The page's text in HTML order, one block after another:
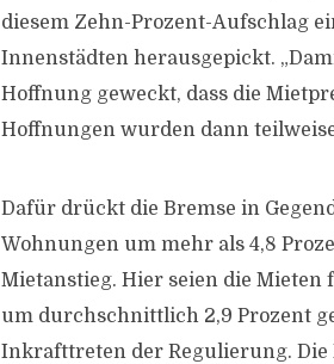
diesem Zehn-Prozent-Aufschlag
Innenstädten herausgepickt.
Hoffnung geweckt, dass die
Hoffnungen wurden dann
Dafür drückt die Bremse in
Wohnungen um mehr als 4,8
Mietanstieg. Hier seien die
um durchschnittlich 2,9 Prozent
Inkrafttreten der Regulierung.